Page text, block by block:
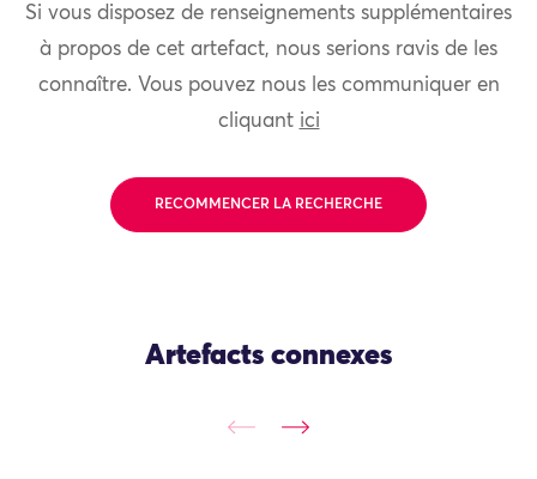
Si vous disposez de renseignements supplémentaires
à propos de cet artefact, nous serions ravis de les
connaître. Vous pouvez nous les communiquer en
cliquant ici
RECOMMENCER LA RECHERCHE
Artefacts connexes